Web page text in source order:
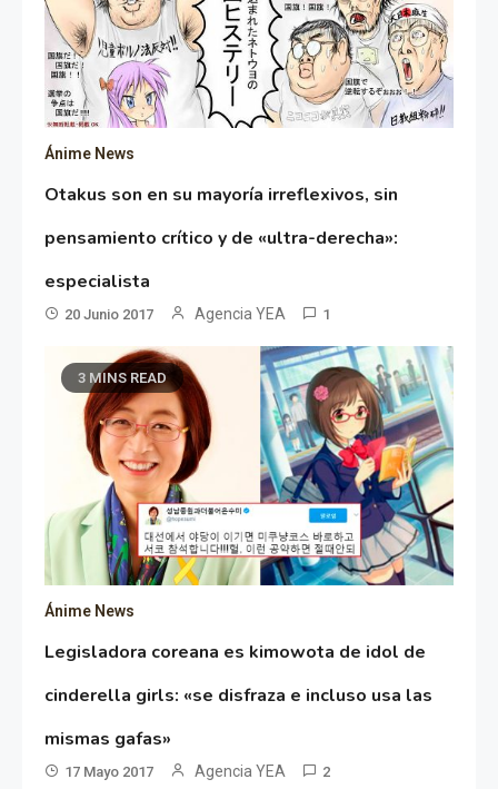
Ánime News
Otakus son en su mayoría irreflexivos, sin
pensamiento crítico y de «ultra-derecha»:
especialista
20 Junio 2017 Agencia YEA 1
3 MINS READ
Ánime News
Legisladora coreana es kimowota de idol de
cinderella girls: «se disfraza e incluso usa las
mismas gafas»
17 Mayo 2017 Agencia YEA 2